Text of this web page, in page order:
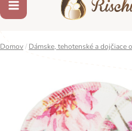
Domov/ Dámske, tehotenské a dojčiace